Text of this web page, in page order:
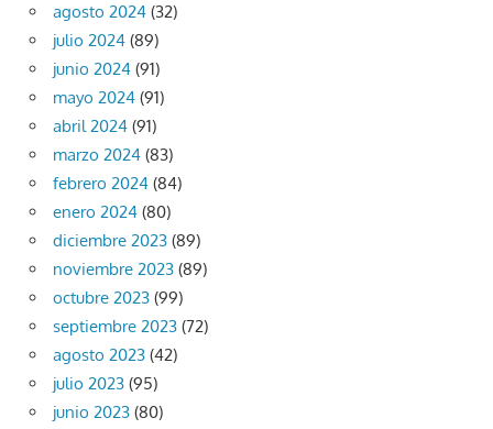
agosto 2024 (32)
julio 2024 (89)
junio 2024 (91)
mayo 2024 (91)
abril 2024 (91)
marzo 2024 (83)
febrero 2024 (84)
enero 2024 (80)
diciembre 2023 (89)
noviembre 2023 (89)
octubre 2023 (99)
septiembre 2023 (72)
agosto 2023 (42)
julio 2023 (95)
junio 2023 (80)